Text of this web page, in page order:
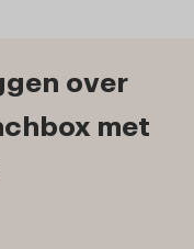
over
met